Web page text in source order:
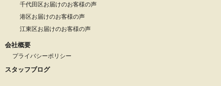
千代田区お届けのお客様の声
港区お届けのお客様の声
江東区お届けのお客様の声
会社概要
プライバシーポリシー
スタッフブログ